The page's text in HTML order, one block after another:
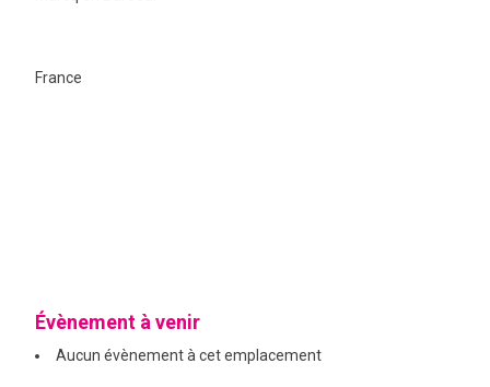
France
Évènement à venir
Aucun évènement à cet emplacement